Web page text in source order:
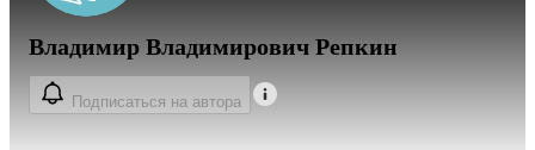
Владимир Владимирович Репкин
Подписаться на автора